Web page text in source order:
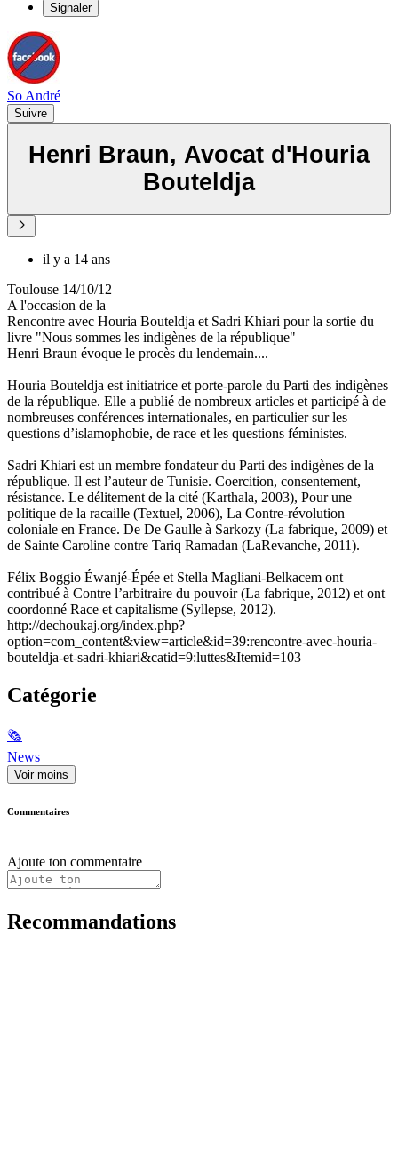
Signaler
So André
Suivre
Henri Braun, Avocat d'Houria
Bouteldja
il y a 14 ans
Toulouse 14/10/12
A l'occasion de la
Rencontre avec Houria Bouteldja et Sadri Khiari pour la sortie du
livre "Nous sommes les indigènes de la république"
Henri Braun évoque le procès du lendemain....
Houria Bouteldja est initiatrice et porte-parole du Parti des indigènes
de la république. Elle a publié de nombreux articles et participé à de
nombreuses conférences internationales, en particulier sur les
questions d’islamophobie, de race et les questions féministes.
Sadri Khiari est un membre fondateur du Parti des indigènes de la
république. Il est l’auteur de Tunisie. Coercition, consentement,
résistance. Le délitement de la cité (Karthala, 2003), Pour une
politique de la racaille (Textuel, 2006), La Contre-révolution
coloniale en France. De De Gaulle à Sarkozy (La fabrique, 2009) et
de Sainte Caroline contre Tariq Ramadan (LaRevanche, 2011).
Félix Boggio Éwanjé-Épée et Stella Magliani-Belkacem ont
contribué à Contre l’arbitraire du pouvoir (La fabrique, 2012) et ont
coordonné Race et capitalisme (Syllepse, 2012).
http://dechoukaj.org/index.php?
option=com_content&view=article&id=39:rencontre-avec-houria-
bouteldja-et-sadri-khiari&catid=9:luttes&Itemid=103
Catégorie
🗞
News
Voir moins
Commentaires
Ajoute ton commentaire
Recommandations